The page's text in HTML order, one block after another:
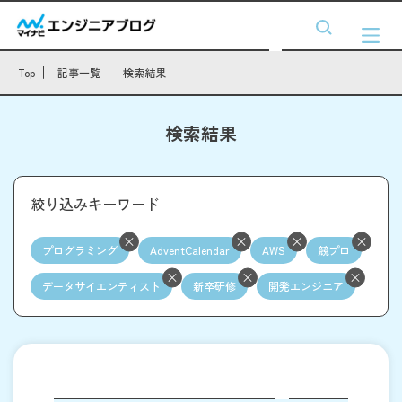
Top 記事一覧 検索結果
検索結果
絞り込みキーワード
プログラミング AdventCalendar AWS 競プロ
データサイエンティスト 新卒研修 開発エンジニア